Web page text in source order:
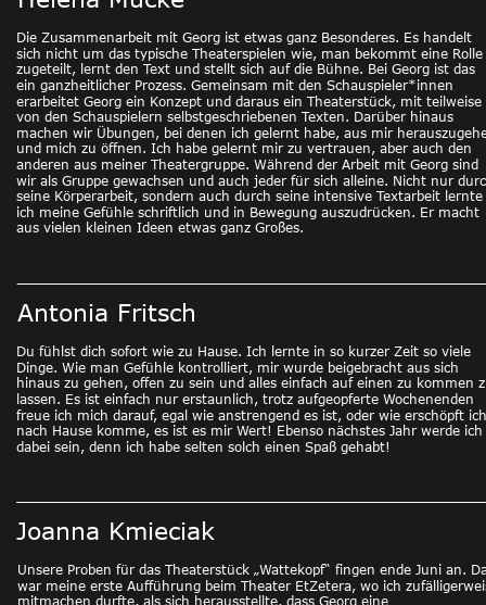
Die Zusammenarbeit mit Georg ist etwas ganz Besonderes. Es handelt
sich nicht um das typische Theaterspielen wie, man bekommt eine Rolle
zugeteilt, lernt den Text und stellt sich auf die Bühne. Bei Georg ist das
ein ganzheitlicher Prozess. Gemeinsam mit den Schauspieler*innen
erarbeitet Georg ein Konzept und daraus ein Theaterstück, mit teilweise
von den Schauspielern selbstgeschriebenen Texten. Darüber hinaus
machen wir Übungen, bei denen ich gelernt habe, aus mir
und mich zu öffnen. Ich habe gelernt mir zu vertrauen, aber auch den
anderen aus meiner Theatergruppe. Während der Arbeit mit Georg sind
wir als Gruppe gewachsen und auch jeder für sich alleine. Nicht nur
seine Körperarbeit, sondern auch durch seine intensive Textarbeit lernte
ich meine Gefühle schriftlich und in Bewegung auszudrücken. Er macht
aus vielen kleinen Ideen etwas ganz Großes.
Antonia Fritsch
Du fühlst dich sofort wie zu Hause. Ich lernte in so kurzer Zeit so viele
Dinge. Wie man Gefühle kontrolliert, mir wurde beigebracht aus sich
hinaus zu gehen, offen zu sein und alles einfach auf einen zu kommen
lassen. Es ist einfach nur erstaunlich, trotz aufgeopferte Wochenenden
freue ich mich darauf, egal wie anstrengend es ist, oder wie erschöpft
nach Hause komme, es ist es mir Wert! Ebenso nächstes Jahr werde ich
dabei sein, denn ich habe selten solch einen Spaß gehabt!
Joanna Kmieciak
Unsere Proben für das Theaterstück „Wattekopf“ fingen ende Juni an.
war meine erste Aufführung beim Theater EtZetera, wo ich
mitmachen durfte, als sich herausstellte, dass Georg eine